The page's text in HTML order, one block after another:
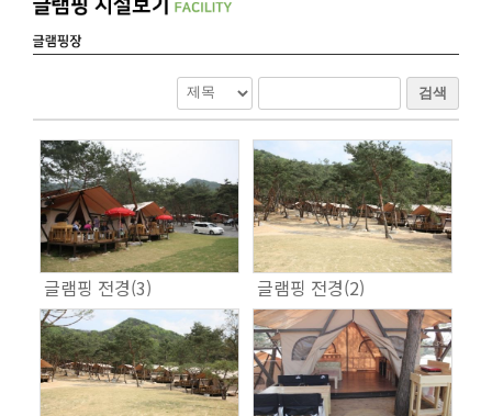
검색
글램핑 전경(3) 글램핑 전경(2)